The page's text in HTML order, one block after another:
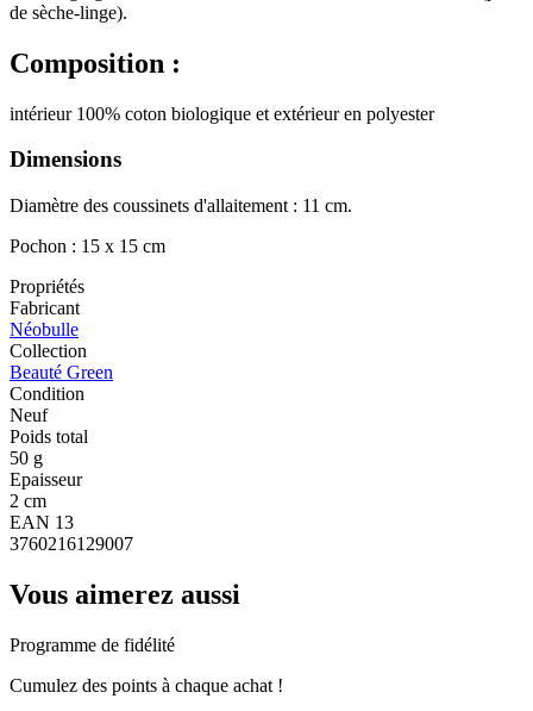
de sèche-linge).
Composition :
intérieur 100% coton biologique et extérieur en polyester
Dimensions
Diamètre des coussinets d'allaitement : 11 cm.
Pochon : 15 x 15 cm
Propriétés
Fabricant
Néobulle
Collection
Beauté Green
Condition
Neuf
Poids total
50 g
Epaisseur
2 cm
EAN 13
3760216129007
Vous aimerez aussi
Programme de fidélité
Cumulez des points à chaque achat !